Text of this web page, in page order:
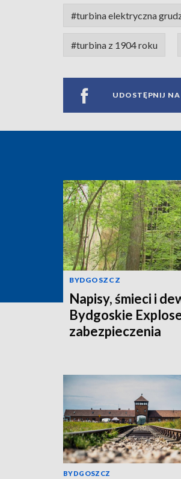
#turbina elektryczna
#turbina z 1904 roku
UDOSTĘPNIJ
BYDGOSZCZ
Napisy, śmieci i
Bydgoskie
zabezpieczenia
BYDGOSZCZ